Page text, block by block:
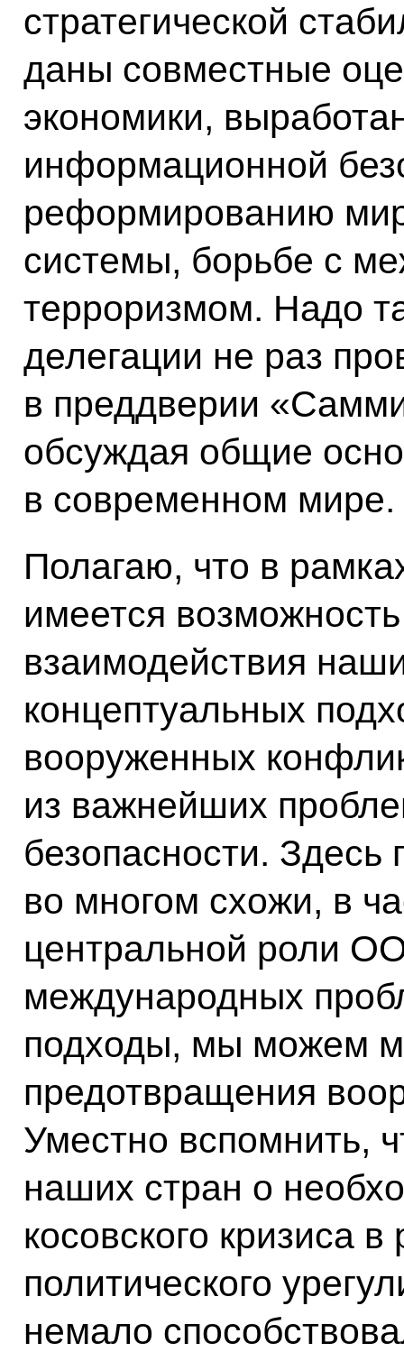
стратегической
даны совместные
экономики,
информационной
реформированию
системы, борьбе с
терроризмом. Надо
делегации не раз
в преддверии
обсуждая общие
в современном мире.
Полагаю, что в
имеется
взаимодействия
концептуальных
вооруженных
из важнейших
безопасности.
во многом схожи, в
центральной роли
международных
подходы, мы можем
предотвращения
Уместно вспомнить,
наших стран о
косовского кризиса
политического
немало